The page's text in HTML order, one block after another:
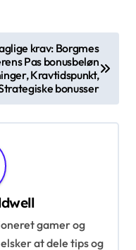
krav: Borgmes
Pas bonusbeløn
Kravtidspunkt,
bonusser
gamer og
at dele tips og